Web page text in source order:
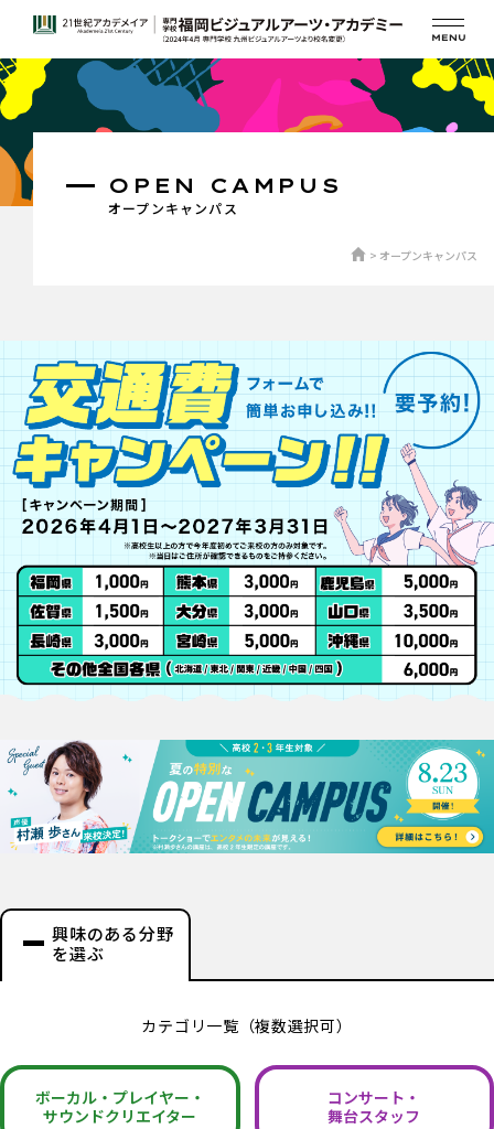
オープンキャンパス
OPEN CAMPUS
オープンキャンパス
興味のある分野
を選ぶ
カテゴリ一覧（複数選択可）
ボーカル・ プレイヤー・
サウンドクリエイター
コンサート・
舞台スタッフ